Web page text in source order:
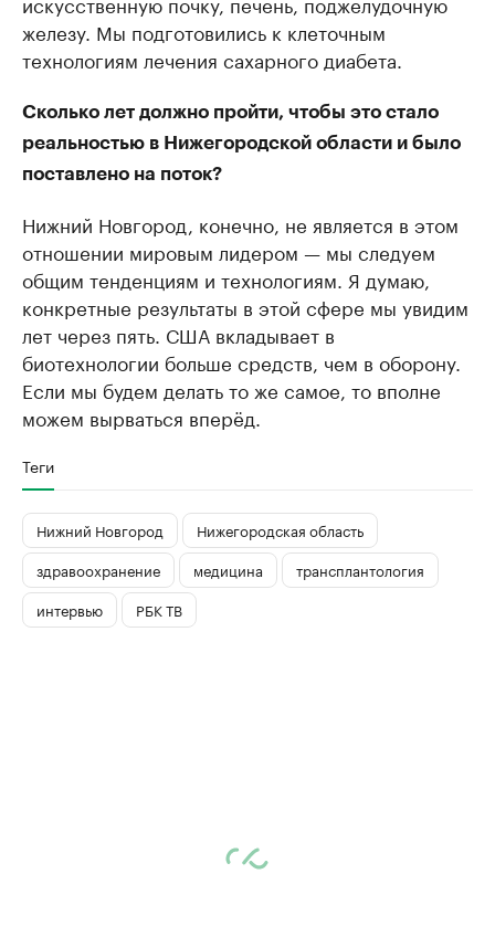
железу. Мы подготовились к клеточным
технологиям лечения сахарного диабета.
Сколько лет должно пройти, чтобы это стало
реальностью в Нижегородской области и было
поставлено на поток?
Нижний Новгород, конечно, не является в этом
отношении мировым лидером — мы следуем
общим тенденциям и технологиям. Я думаю,
конкретные результаты в этой сфере мы увидим
лет через пять. США вкладывает в
биотехнологии больше средств, чем в оборону.
Если мы будем делать то же самое, то вполне
можем вырваться вперёд.
Теги
Нижний Новгород
Нижегородская область
здравоохранение
медицина
трансплантология
интервью
РБК ТВ